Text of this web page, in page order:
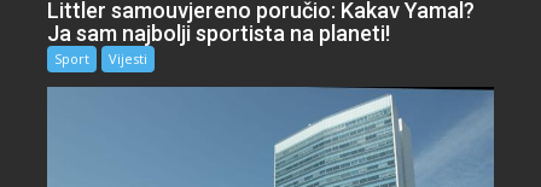
Littler samouvjereno poručio: Kakav Yamal?
Ja sam najbolji sportista na planeti!
Sport Vijesti